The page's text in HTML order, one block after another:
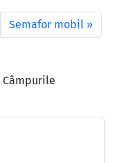
Semafor mobil
Câmpurile